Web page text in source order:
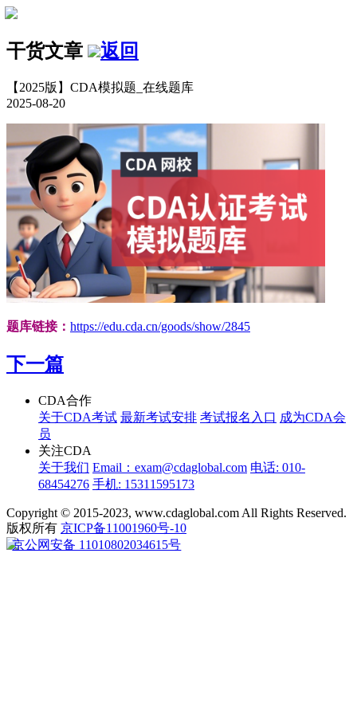
干货文章 返回
【2025版】CDA模拟题_在线题库
2025-08-20
题库链接： https://edu.cda.cn/goods/show/2845
下一篇
CDA合作
关于CDA考试 最新考试安排 考试报名入口 成为CDA会
员
关注CDA
关于我们 Email：exam@cdaglobal.com 电话: 010-
68454276 手机: 15311595173
Copyright © 2015-2023, www.cdaglobal.com All Rights Reserved.
版权所有 京ICP备11001960号-10
京公网安备 11010802034615号